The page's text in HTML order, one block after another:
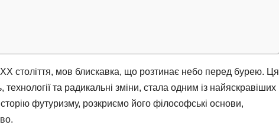
століття, мов блискавка, що розтинає небо перед бурею. Ця
та радикальні зміни, стала одним із найяскравіших
футуризму, розкриємо його філософські основи,